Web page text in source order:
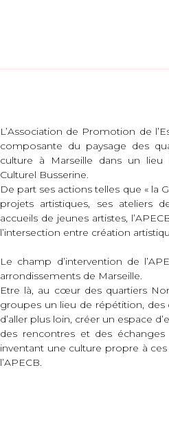
L’Association de Promotion de
composante du paysage des
culture à Marseille dans un lieu
Culturel Busserine.
De part ses actions telles que « la
projets artistiques, ses ateliers
accueils de jeunes artistes,
l’intersection entre création
Le champ d’intervention de
arrondissements de Marseille.
Etre là, au cœur des quartiers
groupes un lieu de répétition, des
d’aller plus loin, créer un espace
des rencontres et des
inventant une culture propre à
l’APECB.